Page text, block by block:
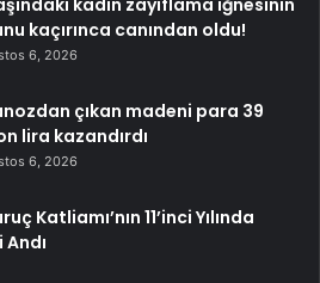
kadın zayıflama iğnesinin
kaçırınca canından oldu!
6, 2026
çıkan madeni para 39
lira kazandırdı
6, 2026
Katliamı’nın 11’inci Yılında